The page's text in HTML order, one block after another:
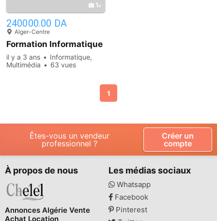
1
240000.00 DA
Alger-Centre
Formation Informatique
il y a 3 ans
Informatique,
Multimédia
63 vues
1
Êtes-vous un vendeur
professionnel ?
Créer un
compte
À propos de nous
Annonces Algérie Vente
Achat Location
Les médias sociaux
Whatsapp
Facebook
Pinterest